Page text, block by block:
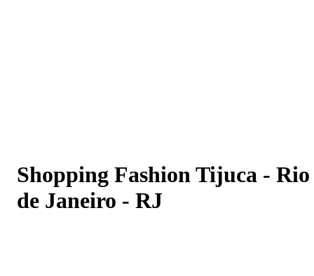
Shopping Fashion Tijuca - Rio
de Janeiro - RJ